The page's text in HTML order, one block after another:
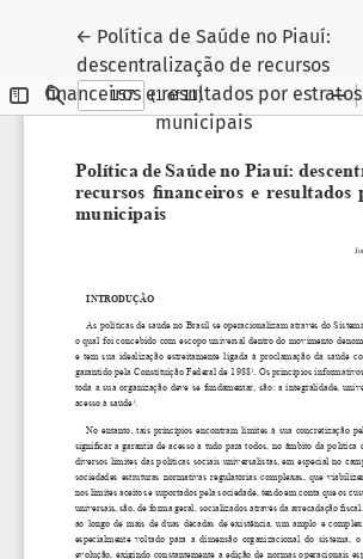
← Voltar aos Detalhes do Artigo
Política de Saúde no Piauí:
descentralização de recursos
financeiros e resultados por estratos
municipais